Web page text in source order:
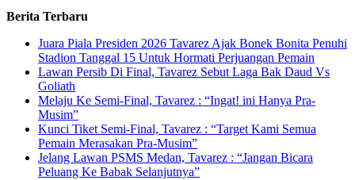
Berita Terbaru
Juara Piala Presiden 2026 Tavarez Ajak Bonek Bonita Penuhi
Stadion Tanggal 15 Untuk Hormati Perjuangan Pemain
Lawan Persib Di Final, Tavarez Sebut Laga Bak Daud Vs
Goliath
Melaju Ke Semi-Final, Tavarez : “Ingat! ini Hanya Pra-
Musim”
Kunci Tiket Semi-Final, Tavarez : “Target Kami Semua
Pemain Merasakan Pra-Musim”
Jelang Lawan PSMS Medan, Tavarez : “Jangan Bicara
Peluang Ke Babak Selanjutnya”